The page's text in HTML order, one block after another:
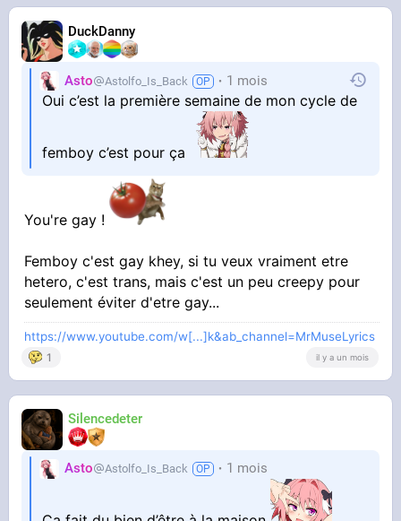
DuckDanny
Asto Astolfo_Is_Back 1 mois
Oui c’est la première semaine de mon cycle de
femboy c’est pour ça
You're gay !
Femboy c'est gay khey, si tu veux vraiment etre
hetero, c'est trans, mais c'est un peu creepy pour
seulement éviter d'etre gay...
https://www.youtube.com/w[...]k&ab_channel=MrMuseLyrics
1 il y a un mois
Silencedeter
Asto Astolfo_Is_Back 1 mois